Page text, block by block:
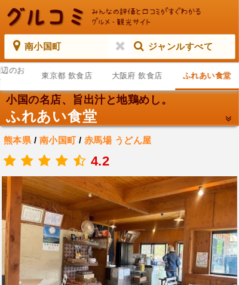
南小国町 ジャンルすべて
のお
東京都 飲食店 大阪府 飲食店 ふれあい食堂
小国の名店、旨出汁と地鶏めし。
ふれあい食堂
熊本県 / 南小国町/ 赤馬場 うどん屋
4.2